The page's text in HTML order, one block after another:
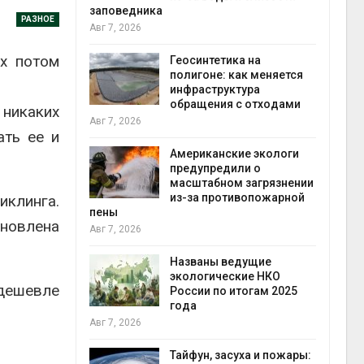
РАЗНОЕ
потом
ее и
Волги и
пожаров
заповедника
Авг 7, 2026
Геосинтетика на
полигоне: как меняется
инфраструктура
обращения с отходами
Авг 7, 2026
Американские экологи
предупредили о
масштабном загрязнении
из-за противопожарной
пены
Авг 7, 2026
Названы ведущие
экологические НКО
России по итогам 2025
года
Авг 7, 2026
Тайфун, засуха и пожары: